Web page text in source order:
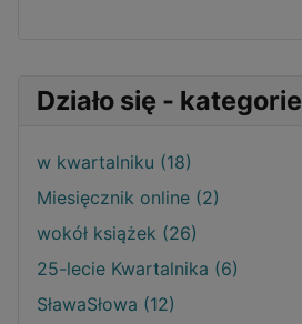
Działo się - kategorie
w kwartalniku (18)
Miesięcznik online (2)
wokół książek (26)
25-lecie Kwartalnika (6)
SławaSłowa (12)